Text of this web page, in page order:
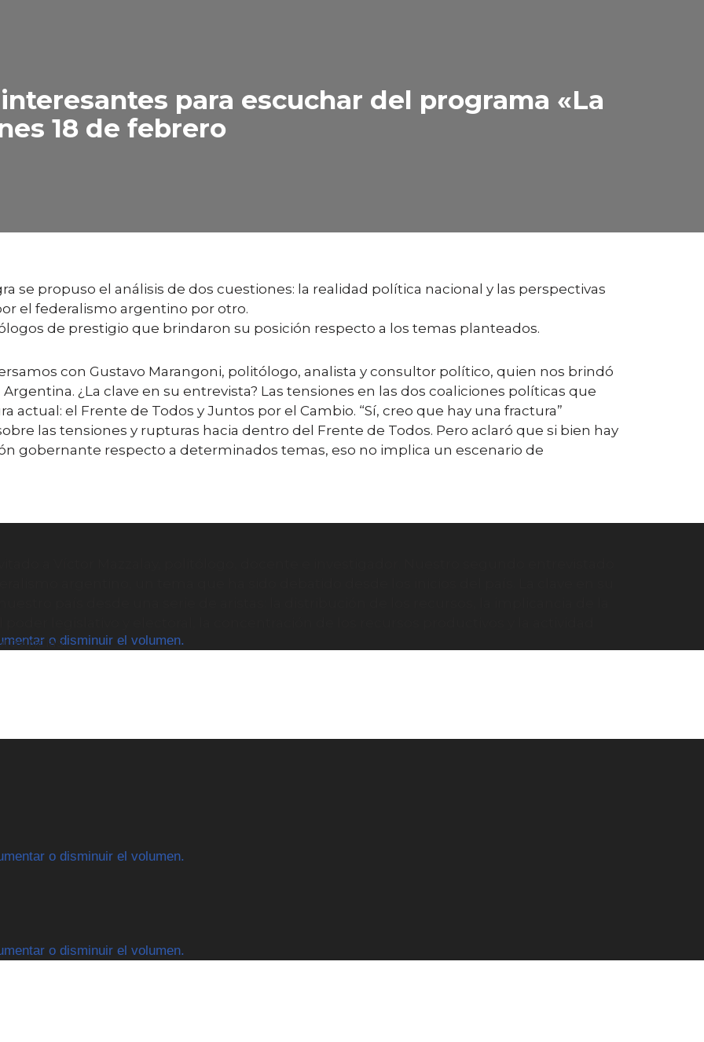
para escuchar del programa «La
18 de febrero
se propuso el análisis de dos cuestiones: la realidad política nacional y las perspectivas
el federalismo argentino por otro.
de prestigio que brindaron su posición respecto a los temas planteados.
con Gustavo Marangoni, politólogo, analista y consultor político, quien nos brindó
¿La clave en su entrevista? Las tensiones en las dos coaliciones políticas que
actual: el Frente de Todos y Juntos por el Cambio. “Sí, creo que hay una fractura”
las tensiones y rupturas hacia dentro del Frente de Todos. Pero aclaró que si bien hay
gobernante respecto a determinados temas, eso no implica un escenario de
o disminuir el volumen.
argentino, un tema que ha sido debatido desde los inicios del país. La clave en su
legislativo y electoral, la concentración de los recursos productivos y la actividad
o disminuir el volumen.
o disminuir el volumen.